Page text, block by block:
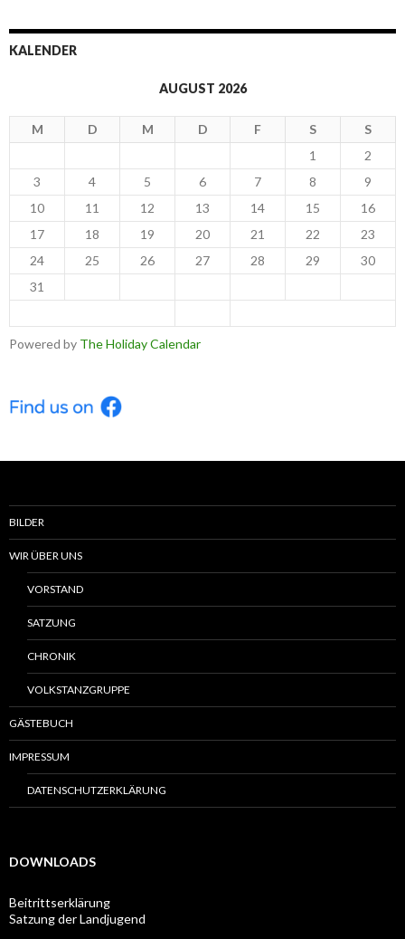
KALENDER
AUGUST 2026
M D M D F S
S
1
2
3
4 5 6 7 8
9
10
11 12 13 14 15
16
17
18 19 20 21 22
23
24
25 26 27 28 29
30
31
Powered by The Holiday Calendar
BILDER
WIR ÜBER UNS
VORSTAND
SATZUNG
CHRONIK
VOLKSTANZGRUPPE
GÄSTEBUCH
IMPRESSUM
DATENSCHUTZERKLÄRUNG
DOWNLOADS
Beitrittserklärung
Satzung der Landjugend